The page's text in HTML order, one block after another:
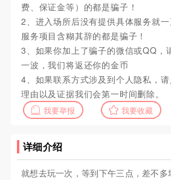
费、保证金等）的都是骗子！
2、进入场所后没有提供具体服务就
服务项目含糊其辞的都是骗子！
3、如果你加上了骗子的微信或QQ，
一波，我们将返还你的金币
4、如果联系方式涉及到个人隐私，
理由以及证据我们会第一时间删除。
我要举报 我要收藏
详细介绍
就想去玩一次，等到下午三点，差不